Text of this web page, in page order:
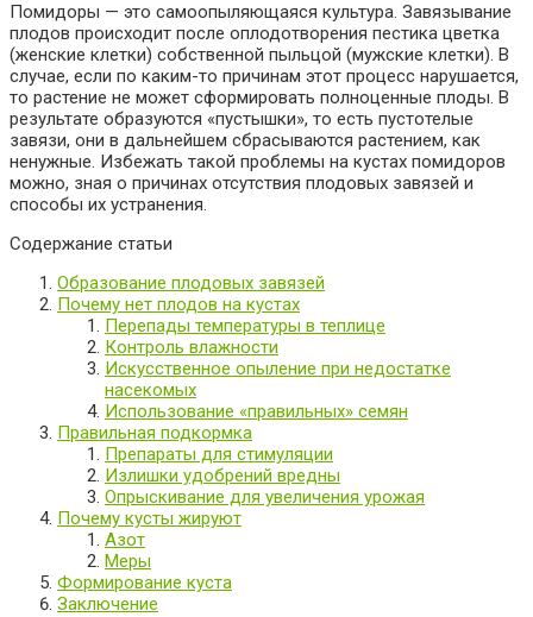
Помидоры — это самоопыляющаяся культура. Завязывание
плодов происходит после оплодотворения пестика цветка
(женские клетки) собственной пыльцой (мужские клетки). В
случае, если по каким-то причинам этот процесс нарушается,
то растение не может сформировать полноценные плоды. В
результате образуются «пустышки», то есть пустотелые
завязи, они в дальнейшем сбрасываются растением, как
ненужные. Избежать такой проблемы на кустах помидоров
можно, зная о причинах отсутствия плодовых завязей и
способы их устранения.
Содержание статьи
Образование плодовых завязей
Почему нет плодов на кустах
Перепады температуры в теплице
Контроль влажности
Искусственное опыление при недостатке
насекомых
Использование «правильных» семян
Правильная подкормка
Препараты для стимуляции
Излишки удобрений вредны
Опрыскивание для увеличения урожая
Почему кусты жируют
Азот
Меры
Формирование куста
Заключение